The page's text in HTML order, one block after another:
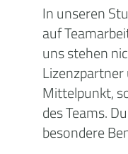
In unseren
auf
uns stehen
Mittelpunkt,
des Teams.
besondere